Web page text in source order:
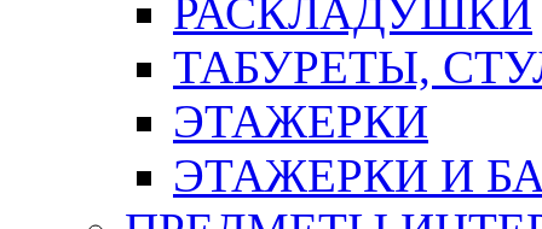
РАСКЛАДУШКИ
ТАБУРЕТЫ,
ЭТАЖЕРКИ
ЭТАЖЕРКИ И